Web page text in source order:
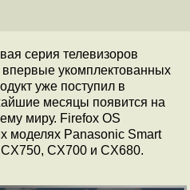
серия телевизоров
укомплектованных
уже поступил в
месяцы появится на
миру. Firefox OS
моделях Panasonic Smart
CX700 и CX680.